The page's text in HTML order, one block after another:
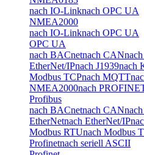
nach IO-Linknach OPC UA
NMEA2000
nach IO-Linknach OPC UA
OPC UA
nach BACnetnach CAN
EtherNet/IPnach J1939nach
Modbus TCPnach MQTT
NMEA2000nach
Profibus
nach BACnetnach CAN
EtherNetnach EtherNet/IP
Modbus RTUnach Modbus
Profinetnach seriell ASCII